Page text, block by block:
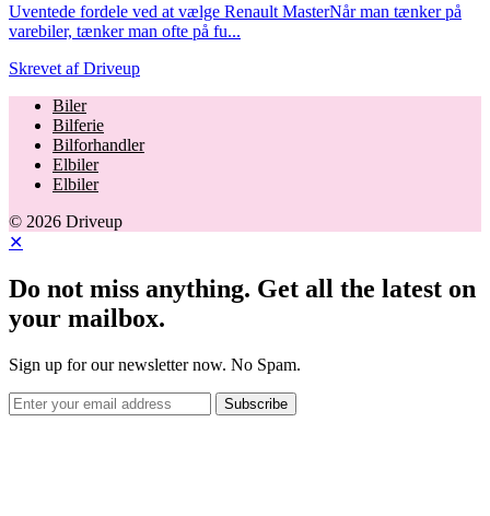
Uventede fordele ved at vælge Renault MasterNår man tænker på
varebiler, tænker man ofte på fu...
Skrevet afDriveup
Biler
Bilferie
Bilforhandler
Elbiler
Elbiler
© 2026 Driveup
✕
Do not miss anything. Get all the latest on
your mailbox.
Sign up for our newsletter now. No Spam.